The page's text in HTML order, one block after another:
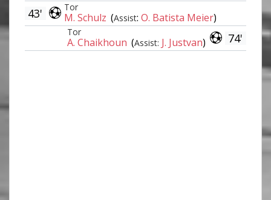
Tor
M. Schulz (Assist: O. Batista Meier)
43'
74'
Tor
A. Chaikhoun (Assist: J. Justvan)